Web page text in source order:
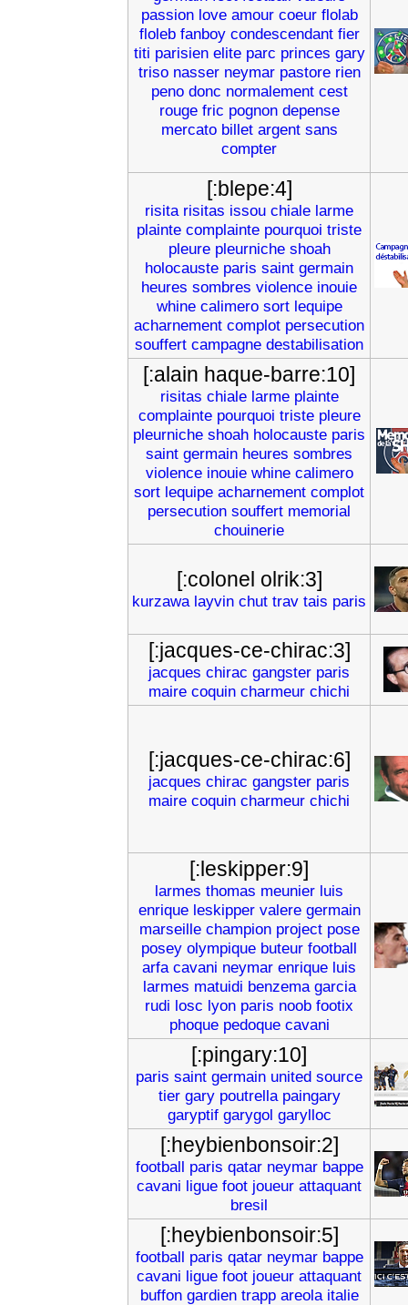
passion love amour coeur flolab
floleb fanboy condescendant fier
titi parisien elite parc princes gary
triso nasser neymar pastore rien
peno donc normalement cest
rouge fric pognon depense
mercato billet argent sans
compter
[:blepe:4]
risita risitas issou chiale larme
plainte complainte pourquoi triste
pleure pleurniche shoah
holocauste paris saint germain
heures sombres violence inouie
whine calimero sort lequipe
acharnement complot persecution
souffert campagne destabilisation
[:alain haque-barre:10]
risitas chiale larme plainte
complainte pourquoi triste pleure
pleurniche shoah holocauste paris
saint germain heures sombres
violence inouie whine calimero
sort lequipe acharnement complot
persecution souffert memorial
chouinerie
[:colonel olrik:3]
kurzawa layvin chut trav tais paris
[:jacques-ce-chirac:3]
jacques chirac gangster paris
maire coquin charmeur chichi
[:jacques-ce-chirac:6]
jacques chirac gangster paris
maire coquin charmeur chichi
[:leskipper:9]
larmes thomas meunier luis
enrique leskipper valere germain
marseille champion project pose
posey olympique buteur football
arfa cavani neymar enrique luis
larmes matuidi benzema garcia
rudi losc lyon paris noob footix
phoque pedoque cavani
[:pingary:10]
paris saint germain united source
tier gary poutrella paingary
garyptif garygol garylloc
[:heybienbonsoir:2]
football paris qatar neymar bappe
cavani ligue foot joueur attaquant
bresil
[:heybienbonsoir:5]
football paris qatar neymar bappe
cavani ligue foot joueur attaquant
buffon gardien trapp areola italie